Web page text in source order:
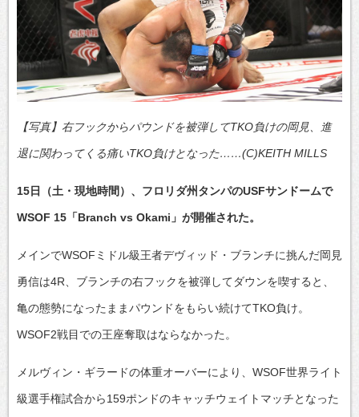
【写真】右フックからパウンドを被弾してTKO負けの岡見、進
退に関わってくる痛いTKO負けとなった……(C)KEITH MILLS
15日（土・現地時間）、フロリダ州タンパのUSFサンドームで
WSOF 15「Branch vs Okami」が開催された。
メインでWSOFミドル級王者デヴィッド・ブランチに挑んだ岡見
勇信は4R、ブランチの右フックを被弾してダウンを喫すると、
亀の態勢になったままパウンドをもらい続けてTKO負け。
WSOF2戦目での王座奪取はならなかった。
メルヴィン・ギラードの体重オーバーにより、WSOF世界ライト
級選手権試合から159ポンドのキャッチウェイトマッチとなった